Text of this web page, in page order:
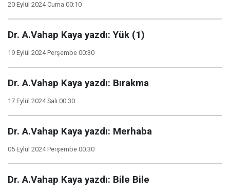
20 Eylül 2024 Cuma 00:10
Dr. A.Vahap Kaya yazdı: Yük (1)
19 Eylül 2024 Perşembe 00:30
Dr. A.Vahap Kaya yazdı: Bırakma
17 Eylül 2024 Salı 00:30
Dr. A.Vahap Kaya yazdı: Merhaba
05 Eylül 2024 Perşembe 00:30
Dr. A.Vahap Kaya yazdı: Bile Bile